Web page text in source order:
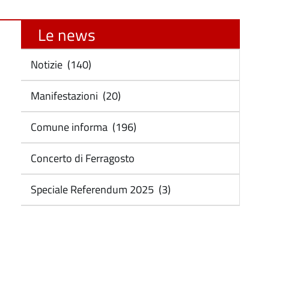
Le news
Notizie (140)
Manifestazioni (20)
Comune informa (196)
Concerto di Ferragosto
Speciale Referendum 2025 (3)